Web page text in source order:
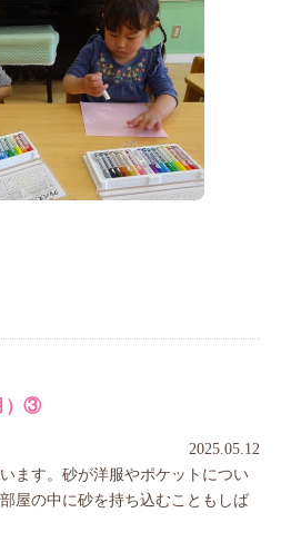
）③
2025.05.12
ます。砂が洋服やポケットについ
屋の中に砂を持ち込むこともしば